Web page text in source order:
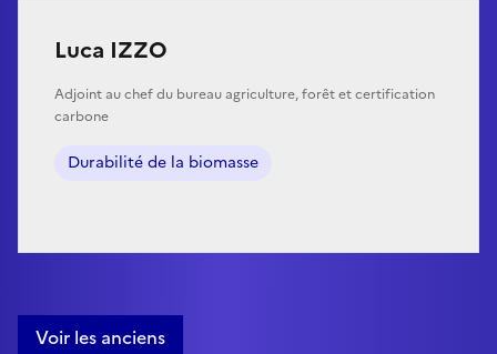
Luca IZZO
Adjoint au chef du bureau agriculture, forêt et certification
carbone
Durabilité de la biomasse
Voir les anciens